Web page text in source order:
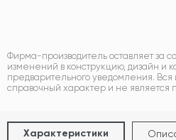
Фирма-производитель оставляет за
изменений в конструкцию, дизайн и
предварительного уведомления.
справочный характер и не является
Характеристики